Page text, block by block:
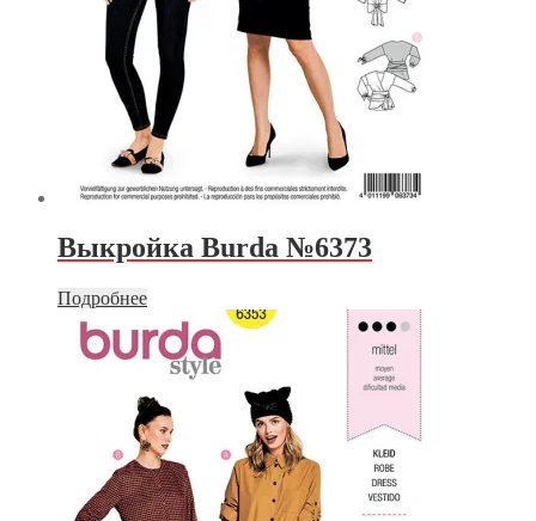
Выкройка Burda №6373
Подробнее